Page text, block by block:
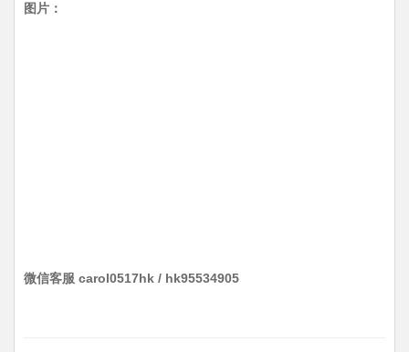
图片：
微信客服 carol0517hk / hk95534905